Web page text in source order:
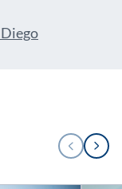
1
/
FÖREGÅENDE
NÄSTA